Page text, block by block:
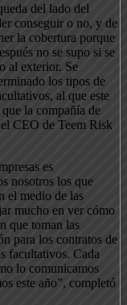
del lado del
conseguir o no, y de
la cobertura porque
no se supo si se
al exterior. Se
los tipos de
al que este
la compañía de
CEO de Teem Risk
es
nosotros los que
el medio de las
mucho en ver cómo
que toman las
para los contratos de
facultativos. Cada
lo comunicamos
este año”, completó